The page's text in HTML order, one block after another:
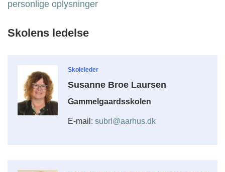
personlige oplysninger
Skolens ledelse
Skoleleder
Susanne Broe Laursen
Gammelgaardsskolen
E-mail: subrl@aarhus.dk